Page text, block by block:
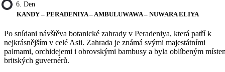
6. Den
KANDY – PERADENIYA – AMBULUWAWA – NUWARA ELIYA
Po snídani návštěva botanické zahrady v Peradeniya, která patří k
nejkrásnějším v celé Asii. Zahrada je známá svými majestátními
palmami, orchidejemi i obrovskými bambusy a byla oblíbeným
britských guvernérů.